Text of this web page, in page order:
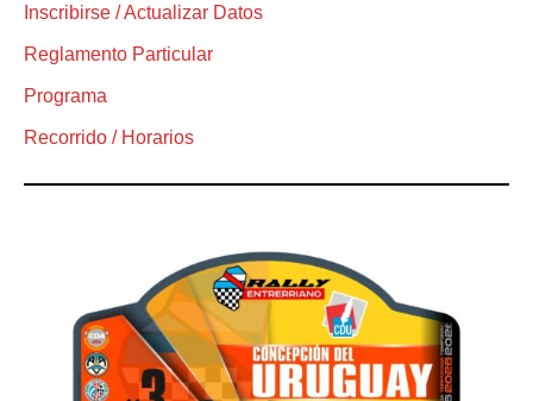
Inscribirse / Actualizar Datos
Reglamento Particular
Programa
Recorrido / Horarios